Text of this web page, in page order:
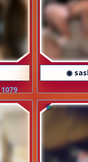
1079
◉